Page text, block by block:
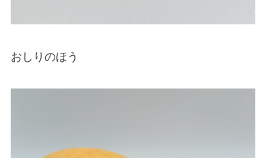
おしりのほう